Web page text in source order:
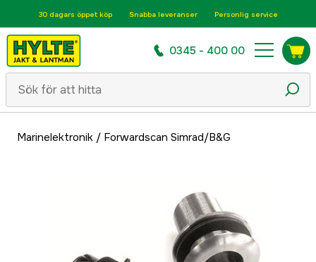
30 dagars öppet köp Snabba leveranser Personlig service
0345 - 400 00
Marinelektronik / Forwardscan Simrad/B&G